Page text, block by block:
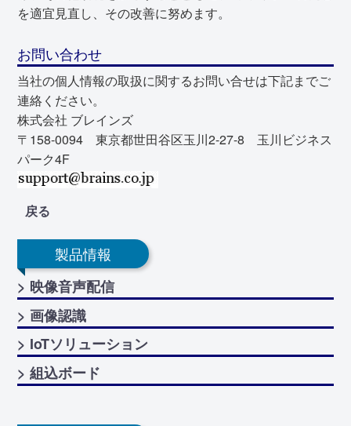
を適宜見直し、その改善に努めます。
お問い合わせ
当社の個人情報の取扱に関するお問い合せは下記までご
連絡ください。
株式会社 ブレインズ
〒158-0094 東京都世田谷区玉川2-27-8 玉川ビジネス
パーク4F
戻る
製品情報
> 映像音声配信
> 画像認識
> IoTソリューション
> 組込ボード